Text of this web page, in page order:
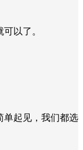
以了。
单起见，我们都选